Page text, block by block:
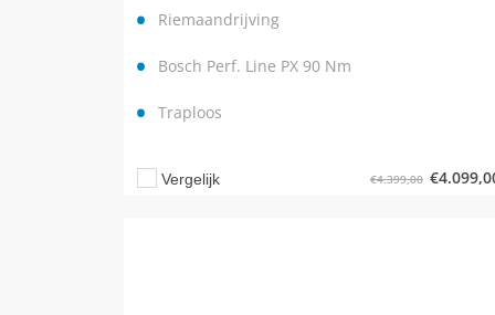
Riemaandrijving
Bosch Perf. Line PX 90 Nm
Traploos
€4.399,00 €
Vergelijk